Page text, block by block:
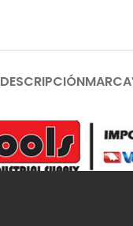
DESCRIPCIÓNMARCA